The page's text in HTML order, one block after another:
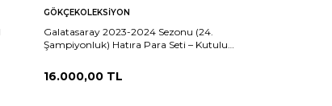
GÖKÇEKOLEKSIYON
Galatasaray 2023-2024 Sezonu (24.
Şampiyonluk) Hatıra Para Seti – Kutulu
16.000,00 TL